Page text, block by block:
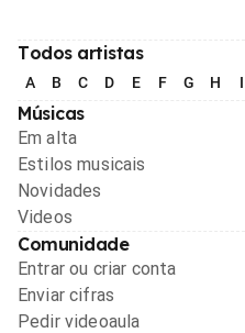
Todos artistas
A B C D E F G H I
Músicas
Em alta
Estilos musicais
Novidades
Videos
Comunidade
Entrar ou criar conta
Enviar cifras
Pedir videoaula